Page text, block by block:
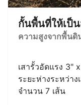
กั้นพื้นที่ให้เป็
ความสูงจากพื้นดิ
เสารั้วอัดแรง 3"
ระยะห่างระหว่า
จำนวน 7 เส้น